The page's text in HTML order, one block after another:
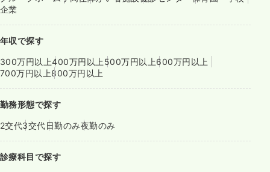
企業
年収で探す
300万円以上400万円以上 500万円以上600万円以上
700万円以上800万円以上
勤務形態で探す
2交代3交代日勤のみ夜勤のみ
診療科目で探す